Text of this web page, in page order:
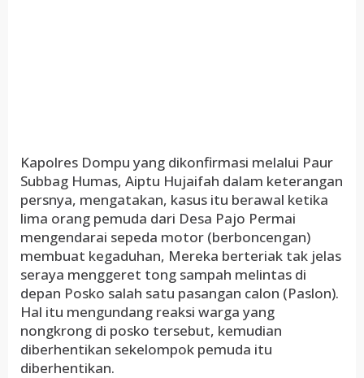
Kapolres Dompu yang dikonfirmasi melalui Paur
Subbag Humas, Aiptu Hujaifah dalam keterangan
persnya, mengatakan, kasus itu berawal ketika
lima orang pemuda dari Desa Pajo Permai
mengendarai sepeda motor (berboncengan)
membuat kegaduhan, Mereka berteriak tak jelas
seraya menggeret tong sampah melintas di
depan Posko salah satu pasangan calon (Paslon).
Hal itu mengundang reaksi warga yang
nongkrong di posko tersebut, kemudian
diberhentikan sekelompok pemuda itu
diberhentikan.